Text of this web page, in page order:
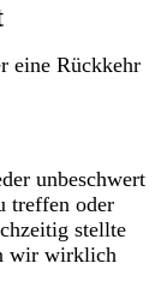
eine Rückkehr
unbeschwert
treffen oder
stellte
wir wirklich